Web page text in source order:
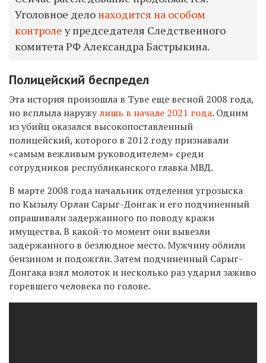
Уголовное делонаходится на особом
контроле у председателя Следственного
комитета РФ Александра Бастрыкина.
Полицейский беспредел
Эта история произошла в Туве еще весной 2008 года,
но всплыла наружулишь в начале 2021 года. Одним
из убийц оказался высокопоставленный
полицейский, которого в 2012 году признавали
«самым вежливым руководителем» среди
сотрудников республиканского главка МВД.
В марте 2008 года начальник отделения угрозыска
по Кызылу Орлан Сарыг-Донгак и его подчиненный
опрашивали задержанного по поводу кражи
имущества. В какой-то момент они вывезли
задержанного в безлюдное место. Мужчину облили
бензином и подожгли. Затем подчиненный Сарыг-
Донгака взял молоток и несколько раз ударил заживо
горевшего человека по голове.